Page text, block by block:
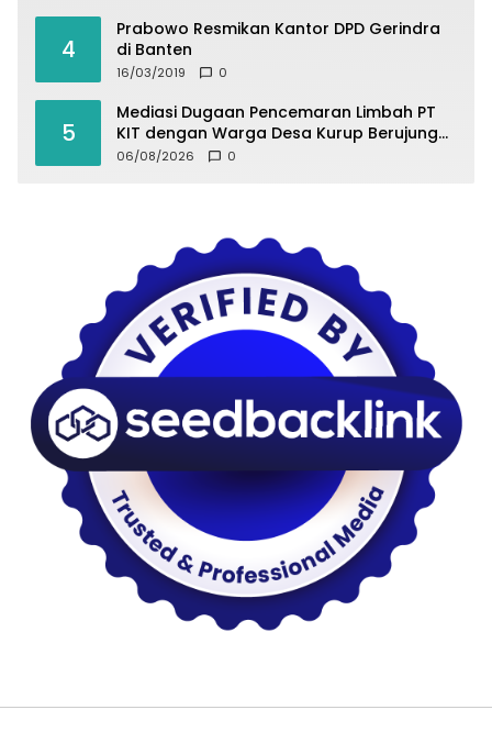
4
Prabowo Resmikan Kantor DPD Gerindra
di Banten
16/03/2019 0
5
Mediasi Dugaan Pencemaran Limbah PT
KIT dengan Warga Desa Kurup Berujung
Buntu
06/08/2026 0